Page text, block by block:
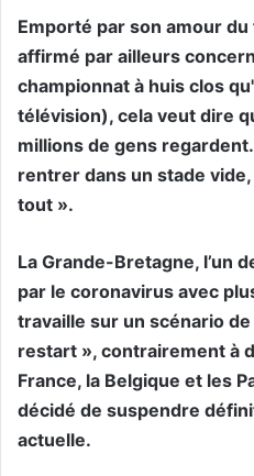
Emporté par son amour
affirmé par ailleurs
championnat à huis clos
télévision), cela veut dire
millions de gens
rentrer dans un stade
tout ».
La Grande-Bretagne, l’un
par le coronavirus avec
travaille sur un scénario
restart », contrairement à
France, la Belgique et les
décidé de suspendre
actuelle.